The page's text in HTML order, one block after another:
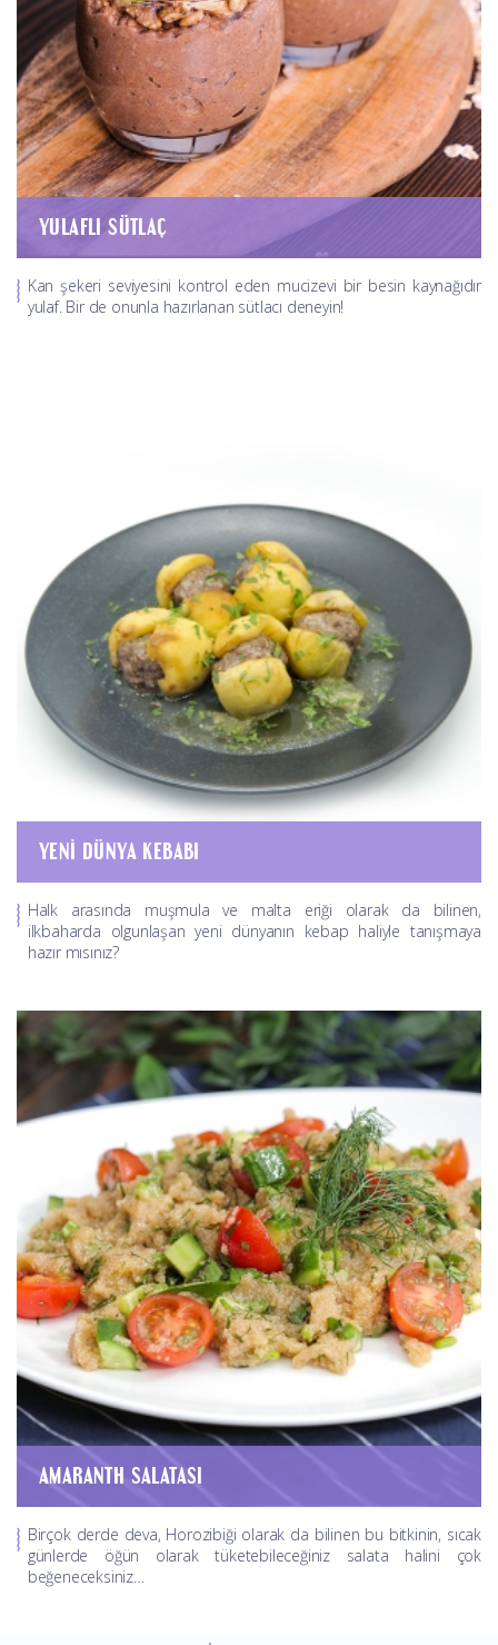
YULAFLI SÜTLAÇ
Kan şekeri seviyesini kontrol eden mucizevi bir besin kaynağıdır
yulaf. Bir de onunla hazırlanan sütlacı deneyin!
YENI DÜNYA KEBABI
Halk arasında muşmula ve malta eriği olarak da bilinen,
ilkbaharda olgunlaşan yeni dünyanın kebap haliyle tanışmaya
hazır mısınız?
AMARANTH SALATASI
Birçok derde deva, Horozibiği olarak da bilinen bu bitkinin, sıcak
günlerde öğün olarak tüketebileceğiniz salata halini çok
beğeneceksiniz…